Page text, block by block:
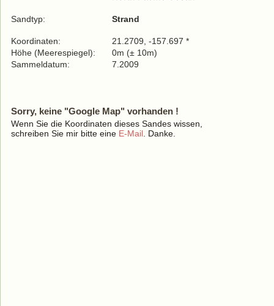
Sandtyp: Strand
Koordinaten:
21.2709, -157.697 *
Höhe (Meerespiegel):
0m (± 10m)
Sammeldatum:
7.2009
Sorry, keine "Google Map" vorhanden !
Wenn Sie die Koordinaten dieses Sandes wissen,
schreiben Sie mir bitte eine E-Mail . Danke.